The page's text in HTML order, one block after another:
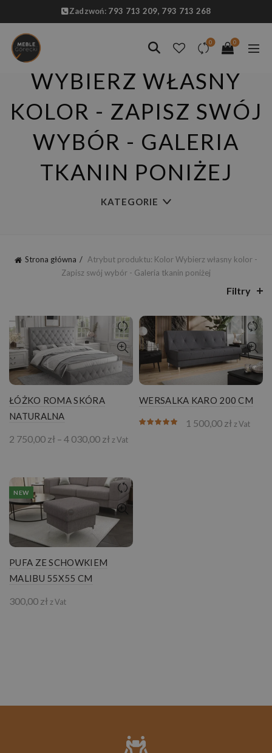
Zadzwoń: 793 713 209, 793 713 268
0 0
WYBIERZ WŁASNY
KOLOR - ZAPISZ SWÓJ
WYBÓR - GALERIA
TKANIN PONIŻEJ
KATEGORIE
Strona główna Atrybut produktu: KolorWybierz własny kolor -
Zapisz swój wybór - Galeria tkanin poniżej
Filtry
ŁÓŻKO ROMA SKÓRA
NATURALNA
2 750,00 zł – 4 030,00 złZakres
750,00 zł
4
030,00 zł
z Vat
WERSALKA KARO 200 CM
1 500,00 zł z Vat
NEW
PUFA ZE SCHOWKIEM
MALIBU 55X55 CM
300,00 zł z Vat